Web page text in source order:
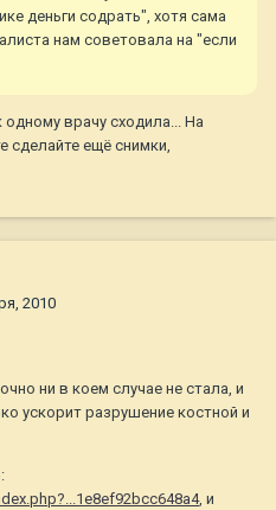
деньги содрать", хотя сама
нам советовала на "если
врачу сходила... На
сделайте ещё снимки,
2010
ни в коем случае не стала, и
ускорит разрушение костной и
, и